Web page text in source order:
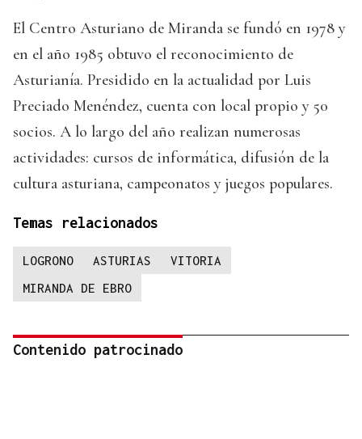
El Centro Asturiano de Miranda se fundó en 1978 y
en el año 1985 obtuvo el reconocimiento de
Asturianía. Presidido en la actualidad por Luis
Preciado Menéndez, cuenta con local propio y 50
socios. A lo largo del año realizan numerosas
actividades: cursos de informática, difusión de la
cultura asturiana, campeonatos y juegos populares.
Temas relacionados
LOGRONO ASTURIAS
VITORIA
MIRANDA DE EBRO
Contenido patrocinado